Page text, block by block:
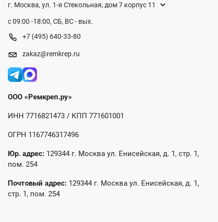
г. Москва, ул. 1-я Стекольная, дом 7 корпус 11
с 09:00 -18:00, СБ, ВС - вых.
+7 (495) 640-33-80
zakaz@remkrep.ru
ООО «Ремкреп.ру»
ИНН 7716821473 / КПП 771601001
ОГРН 1167746317496
Юр. адрес: 129344 г. Москва ул. Енисейская, д. 1, стр. 1,
пом. 254
Почтовый адрес: 129344 г. Москва ул. Енисейская, д. 1,
стр. 1, пом. 254